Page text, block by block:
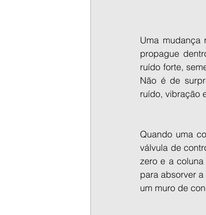
Uma mudança
propague
ruído forte,
Não é de
ruído, vibração
Quando uma
válvula de
zero e a
para absorver
um muro de